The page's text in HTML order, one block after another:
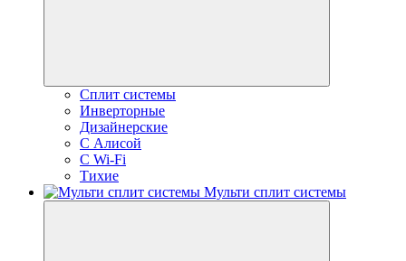
Сплит системы
Инверторные
Дизайнерские
С Алисой
C Wi-Fi
Тихие
Мульти сплит системы